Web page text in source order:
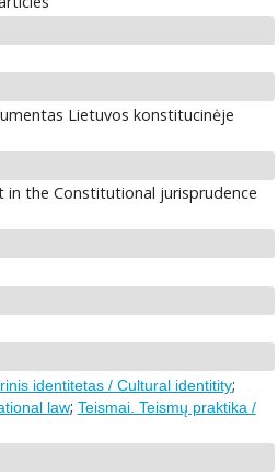
Lietuvos konstitucinėje
in the Constitutional jurisprudence
identitetas / Cultural identitity;
law; Teismai. Teismų praktika /